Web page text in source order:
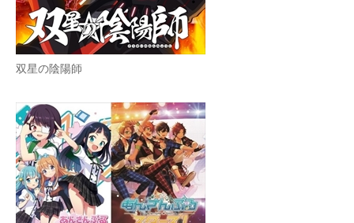
双星の陰陽師